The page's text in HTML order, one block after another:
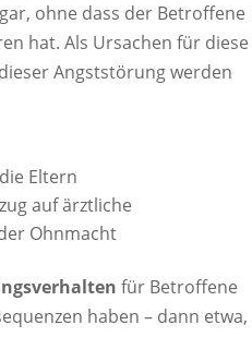
ohne dass der Betroffene
hat. Als Ursachen für diese
Angststörung werden
Eltern
auf ärztliche
Ohnmacht
für Betroffene
haben – dann etwa,